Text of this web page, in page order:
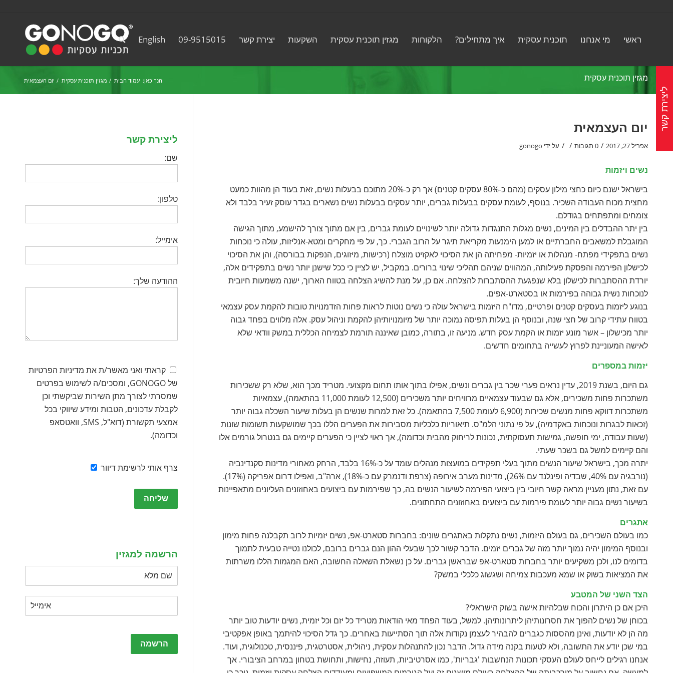
ראשי מי אנחנו תוכנית עסקית איך מתחילים? הלקוחות מגזין תוכנית עסקית השקעות יצירת קשר 09-9515015
English
מגזין תוכנית עסקית הנך כאן: עמוד הבית / מגזין תוכנית עסקית / יום העצמאית
יום העצמאית
אפריל 27, 2017 / 0 תגובות /
/ על ידי gonogo
נשים ויזמות
בישראל ישנם כיום כחצי מילון עסקים (מהם כ-80% עסקים קטנים) אך רק כ-20% מתוכם בבעלות נשים, זאת בעוד הן מהוות כמעט
מחצית מכוח העבודה השכיר. בנוסף, לעומת עסקים בבעלות גברים, יותר עסקים בבעלות נשים נשארים בגדר עוסק זעיר בלבד ולא
צומחים ומתפתחים בגודלם.
בין יתר ההבדלים בין המינים, נשים מגלות התנגדות גדולה יותר לשינויים לעומת גברים, בין אם מתוך צורך להישמע, מתוך הגישה
המוגבלת למשאבים החברתיים או למען הימנעות מקריאת תיגר על הרוב הגברי. כך, על פי מחקרים ומטא-אנליזות, עולה כי נוכחות
נשים בתפקידי מפתח- מנהלות או יזמיות- מפחיתה הן את הסיכוי לאקזיט מוצלח (רכישות, מיזוגים, הנפקות בבורסה), והן את הסיכוי
לכישלון הפירמה והפסקת פעילותה, המהווים שניהם תהליכי שינוי ברורים. במקביל, יש לציין כי ככל שישנן יותר נשים בתפקידים אלה,
יורדת ההסתברות לכישלון בלא שנפגעת ההסתברות להצלחה. אם כן, על מנת להשיג הצלחה בטווח הארוך, ישנה משמעות חיובית
לנוכחות נשית גבוהה בפירמות או בסטארט-אפים.
בנוגע ליזמות בעסקים קטנים ופרטיים, מדו"ח היזמות בישראל עולה כי נשים נוטות לראות פחות הזדמנויות טובות להקמת עסק עצמאי
בטווח עתידי קרוב של חצי שנה, ובנוסף הן בעלות תפיסה נמוכה יותר של מיומנויותיהן להקמת וניהול עסק. אלה מלווים בפחד גבוה
יותר מכישלון – אשר מונע יזמות או הקמת עסק חדש. מניעה זו, בתורה, כמובן שאיננה תורמת לצמיחה הכללית במשק וודאי שלא
לאישה המעוניינת לפרוץ לעשייה בתחומים חדשים.
יזמות במספרים
גם היום, בשנת 2019, עדין נראים פערי שכר בין גברים ונשים, אפילו בתוך אותו תחום מקצועי. מטריד מכך הוא, שלא רק ששכירות
משתכרות פחות משכירים, אלא גם שבעוד עצמאיים מרוויחים יותר משכירים (12,500 לעומת 11,000 בהתאמה), עצמאיות
משתכרות דווקא פחות מנשים שכירות (6,900 לעומת 7,500 בהתאמה). כל זאת למרות שנשים הן בעלות שיעור השכלה גבוה יותר
(זכאות לבגרות ונוכחות באקדמיה), על פי נתוני הלמ"ס. תיאוריות כלכליות מסבירות את הפערים הללו בכך שמושקעות תשומות שונות
(שעות עבודה, ימי חופשה, גמישות תעסוקתית, נכונות לריחוק מהבית וכדומה), אך ראוי לציין כי הפערים קיימים גם בנטרול גורמים אלו
והם קיימים למשל גם בשכר שעתי.
יתרה מכך, בישראל שיעור הנשים מתוך בעלי תפקידים במועצות מנהלים עומד על כ-16% בלבד, הרחק מאחורי מדינות סקנדינביה
(נורבגיה עם 40%, שבדיה ופינלנד עם 26%), מדינות מערב אירופה (צרפת ודנמרק עם כ-18%), ארה"ב, ואפילו דרום אפריקה (17%).
עם זאת, נתון מעניין מראה קשר חיובי בין ביצועי הפירמה לשיעור הנשים בה, כך שפירמות עם ביצועים באחוזונים העליונים מתאפיינות
בשיעור נשים גבוה יותר לעומת פירמות עם ביצועים באחוזונים התחתונים.
אתגרים
כמו בעולם השכירים, גם בעולם היזמות, נשים נתקלות באתגרים שונים: בחברות סטארט-אפ, נשים יזמיות לרוב תקבלנה פחות מימון
ובנוסף המימון יהיה נמוך יותר מזה של גברים יזמים. הדבר קשור לכך שבעלי ההון הנם גברים ברובם, לכולנו נטייה טבעית לתמוך
בדומים לנו, ולכן משקיעים יותר בחברות סטארט-אפ שבראשן גברים. על כן נשאלת השאלה החשובה, האם המגמות הללו משרתות
את המציאות בשוק או שמא מעכבות צמיחה ושגשוג כלכלי במשק?
הצד השני של המטבע
היכן אם כן היתרון והכוח שבלהיות אישה בשוק הישראלי?
בכוחן של נשים להפוך את חסרונותיהן ליתרונותיהן. למשל, בעוד הפחד מאי הודאות מטריד כל יזם וכל יזמית, נשים יודעות טוב יותר
מה הן לא יודעות, ואינן מהססות כגברים להבהיר לעצמן נקודות אלה תוך הסתייעות באחרים. כך גדל הסיכוי להיתמך באופן אפקטיבי
במי שכן יודע את התשובה, ולא לטעות בקנה מידה גדול. הדבר נכון להתנהלות עסקית, ניהולית, אסטרטגית, פיננסית, טכנולוגית, ועוד.
אנחנו רגילים לייחס לעולם העסקי תכונות הנחשבות 'גבריות', כמו אסרטיביות, תעוזה, נחישות, ותחושת בטחון במרחב הציבורי. אך
ליצירת קשר
שם:
טלפון:
אימייל:
ההודעה שלך:
קראתי ואני מאשר/ת את מדיניות הפרטיות
של GONOGO, ומסכים/ה לשימוש בפרטים
שמסרתי לצורך מתן השירות שביקשתי וכן
לקבלת עדכונים, הטבות ומידע שיווקי בכל
אמצעי תקשורת (דוא"ל, SMS, וואטסאפ
וכדומה).
צרף אותי לרשימת דיוור
Please
leave
הרשמה למגזין
Please
leave
ליצירת קשר